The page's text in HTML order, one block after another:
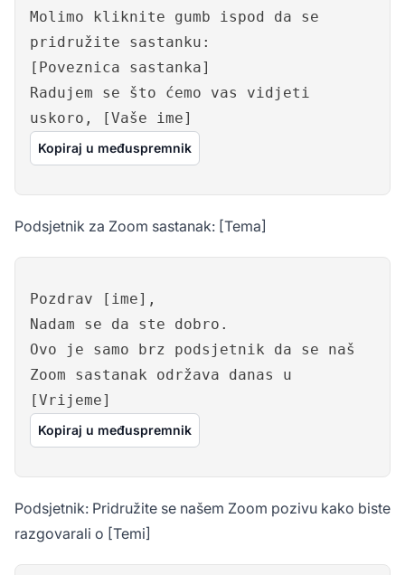
Molimo kliknite gumb ispod da se
pridružite sastanku:
[Poveznica sastanka]
Radujem se što ćemo vas vidjeti
uskoro, [Vaše ime]
Kopiraj u međuspremnik
Podsjetnik za Zoom sastanak: [Tema]
Pozdrav [ime],
Nadam se da ste dobro.
Ovo je samo brz podsjetnik da se naš
Zoom sastanak održava danas u
[Vrijeme]
Kopiraj u međuspremnik
Podsjetnik: Pridružite se našem Zoom pozivu kako biste
razgovarali o [Temi]